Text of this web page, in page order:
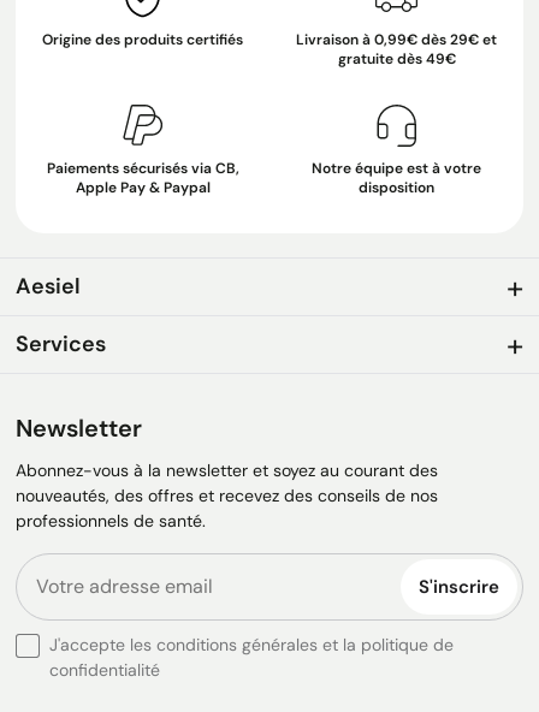
Origine des produits certifiés
Livraison à 0,99€ dès 29€ et
gratuite dès 49€
Paiements sécurisés via CB,
Apple Pay & Paypal
Notre équipe est à votre
disposition
Aesiel
Services
Newsletter
Abonnez-vous à la newsletter et soyez au courant des
nouveautés, des offres et recevez des conseils de nos
professionnels de santé.
S'inscrire
J'accepte les conditions générales et la politique de
confidentialité